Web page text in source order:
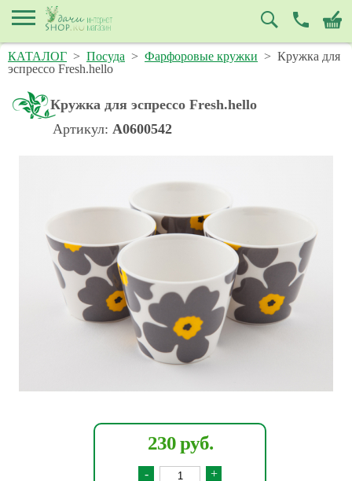
КАТАЛОГ > Посуда > Фарфоровые кружки > Кружка для
эспрессо Fresh.hello
Кружка для эспрессо Fresh.hello
Артикул: A0600542
230 руб.
- +